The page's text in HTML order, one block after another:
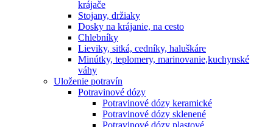
krájače
Stojany, držiaky
Dosky na krájanie, na cesto
Chlebníky
Lieviky, sitká, cedníky, haluškáre
Minútky, teplomery, marinovanie,kuchynské
váhy
Uloženie potravín
Potravinové dózy
Potravinové dózy keramické
Potravinové dózy sklenené
Potravinové dózy plastové